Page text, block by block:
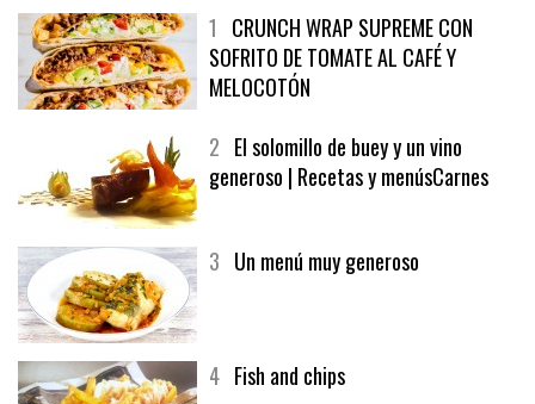
1CRUNCH WRAP SUPREME CON
SOFRITO DE TOMATE AL CAFÉ Y
MELOCOTÓN
2El solomillo de buey y un vino